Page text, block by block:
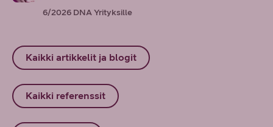
6/2026 DNA Yrityksille
Kaikki artikkelit ja blogit
Kaikki referenssit